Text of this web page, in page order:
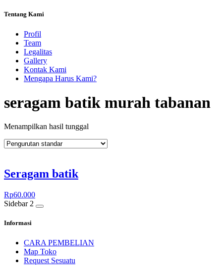
Tentang Kami
Profil
Team
Legalitas
Gallery
Kontak Kami
Mengapa Harus Kami?
seragam batik murah tabanan
Menampilkan hasil tunggal
Seragam batik
Rp60.000
Sidebar 2
Informasi
CARA PEMBELIAN
Map Toko
Request Sesuatu